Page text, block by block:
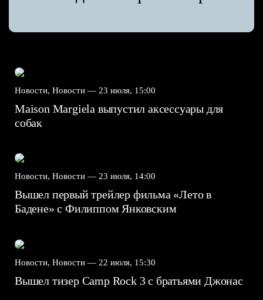
Новости, Новости — 23 июля, 15:00
Maison Margiela выпустил аксессуары для
собак
Новости, Новости — 23 июля, 14:00
Вышел первый трейлер фильма «Лето в
Бадене» с Филиппом Янковским
Новости, Новости — 22 июля, 15:30
Вышел тизер Camp Rock 3 с братьями Джонас